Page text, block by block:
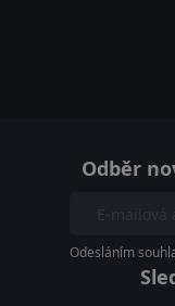
Odběr
Odesláním